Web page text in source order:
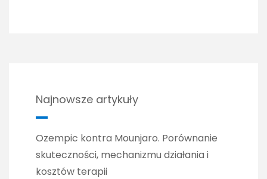
Najnowsze artykuły
Ozempic kontra Mounjaro. Porównanie
skuteczności, mechanizmu działania i
kosztów terapii